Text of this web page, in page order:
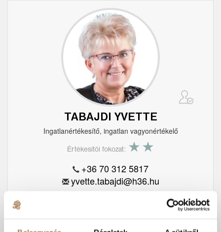
TABAJDI YVETTE
Ingatlanértékesítő, ingatlan vagyonértékelő
Értékesítői fokozat:
+36 70 312 5817
yvette.tabajdi@h36.hu